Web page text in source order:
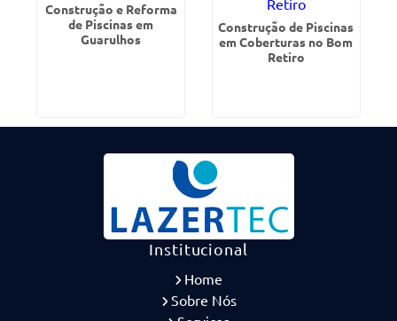
Construção e Reforma
de Piscinas em
Guarulhos
Construção de Piscinas
em Coberturas no Bom
Retiro
Institucional
Home
Sobre Nós